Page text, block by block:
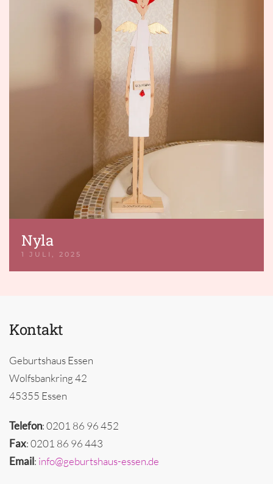
Nyla
1 JULI, 2025
Kontakt
Geburtshaus Essen
Wolfsbankring 42
45355 Essen
Telefon: 0201 86 96 452
Fax: 0201 86 96 443
Email: info@geburtshaus-essen.de